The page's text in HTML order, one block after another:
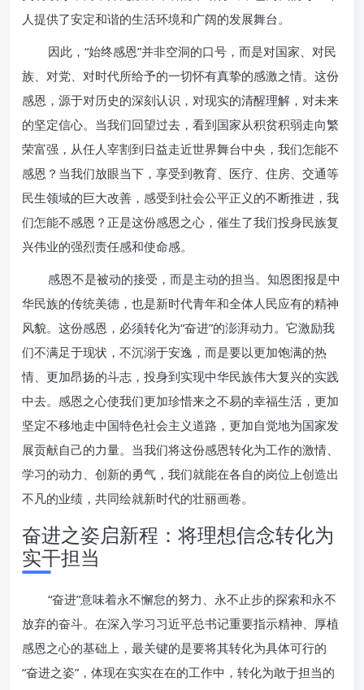
人提供了安定和谐的生活环境和广阔的发展舞台。
因此，“始终感恩”并非空洞的口号，而是对国家、对民
族、对党、对时代所给予的一切怀有真挚的感激之情。这份
感恩，源于对历史的深刻认识，对现实的清醒理解，对未来
的坚定信心。当我们回望过去，看到国家从积贫积弱走向繁
荣富强，从任人宰割到日益走近世界舞台中央，我们怎能不
感恩？当我们放眼当下，享受到教育、医疗、住房、交通等
民生领域的巨大改善，感受到社会公平正义的不断推进，我
们怎能不感恩？正是这份感恩之心，催生了我们投身民族复
兴伟业的强烈责任感和使命感。
感恩不是被动的接受，而是主动的担当。知恩图报是中
华民族的传统美德，也是新时代青年和全体人民应有的精神
风貌。这份感恩，必须转化为“奋进”的澎湃动力。它激励我
们不满足于现状，不沉溺于安逸，而是要以更加饱满的热
情、更加昂扬的斗志，投身到实现中华民族伟大复兴的实践
中去。感恩之心使我们更加珍惜来之不易的幸福生活，更加
坚定不移地走中国特色社会主义道路，更加自觉地为国家发
展贡献自己的力量。当我们将这份感恩转化为工作的激情、
学习的动力、创新的勇气，我们就能在各自的岗位上创造出
不凡的业绩，共同绘就新时代的壮丽画卷。
奋进之姿启新程：将理想信念转化为
实干担当
“奋进”意味着永不懈怠的努力、永不止步的探索和永不
放弃的奋斗。在深入学习习近平总书记重要指示精神、厚植
感恩之心的基础上，最关键的是要将其转化为具体可行的
“奋进之姿”，体现在实实在在的工作中，转化为敢于担当的